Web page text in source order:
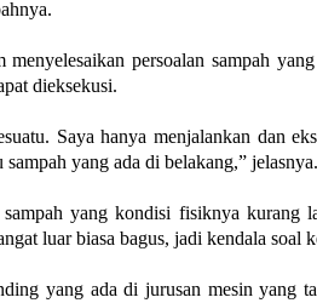
persoalan sampah
dieksekusi.
Saya hanya menjalankan dan
yang ada di belakang,” jelasnya.
yang kondisi fisiknya kurang
luar biasa bagus, jadi kendala soal
yang ada di jurusan mesin